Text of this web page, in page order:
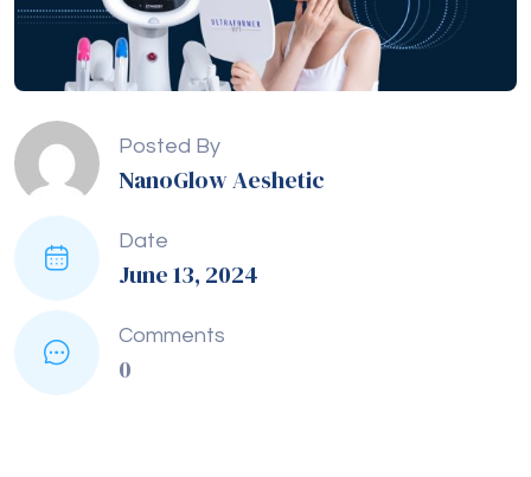
Posted By
NanoGlow Aeshetic
Date
June 13, 2024
Comments
0